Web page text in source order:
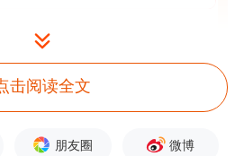
击阅读全文
朋友圈 微博